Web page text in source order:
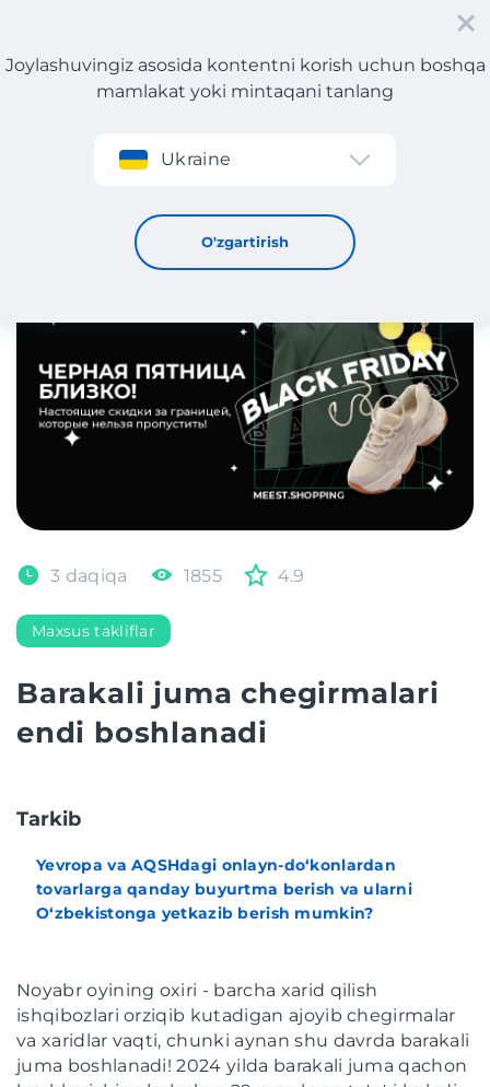
Roʻyxatdan oʻtish
Joylashuvingiz asosida kontentni korish uchun boshqa
mamlakat yoki mintaqani tanlang
Ukraine
O'zgartirish
Barakali juma chegirmalari endi boshlanadi
3 daqiqa 1855 4.9
Maxsus takliflar
Barakali juma chegirmalari
endi boshlanadi
Tarkib
Yevropa va AQSHdagi onlayn-do‘konlardan
tovarlarga qanday buyurtma berish va ularni
O‘zbekistonga yetkazib berish mumkin?
Noyabr oyining oxiri - barcha xarid qilish
ishqibozlari orziqib kutadigan ajoyib chegirmalar
va xaridlar vaqti, chunki aynan shu davrda barakali
juma boshlanadi! 2024 yilda barakali juma qachon